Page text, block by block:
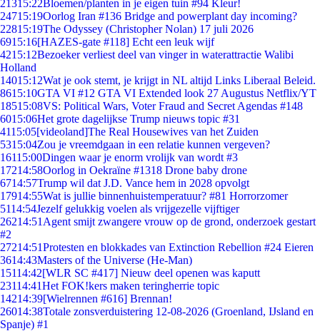
21315:22Bloemen/planten in je eigen tuin #94 Kleur!
24715:19Oorlog Iran #136 Bridge and powerplant day incoming?
22815:19The Odyssey (Christopher Nolan) 17 juli 2026
6915:16[HAZES-gate #118] Echt een leuk wijf
4215:12Bezoeker verliest deel van vinger in waterattractie Walibi
Holland
14015:12Wat je ook stemt, je krijgt in NL altijd Links Liberaal Beleid.
8615:10GTA VI #12 GTA VI Extended look 27 Augustus Netflix/YT
18515:08VS: Political Wars, Voter Fraud and Secret Agendas #148
6015:06Het grote dagelijkse Trump nieuws topic #31
4115:05[videoland]The Real Housewives van het Zuiden
5315:04Zou je vreemdgaan in een relatie kunnen vergeven?
16115:00Dingen waar je enorm vrolijk van wordt #3
17214:58Oorlog in Oekraïne #1318 Drone baby drone
6714:57Trump wil dat J.D. Vance hem in 2028 opvolgt
17914:55Wat is jullie binnenhuistemperatuur? #81 Horrorzomer
5114:54Jezelf gelukkig voelen als vrijgezelle vijftiger
26214:51 Agent smijt zwangere vrouw op de grond, onderzoek gestart
#2
27214:51Protesten en blokkades van Extinction Rebellion #24 Eieren
3614:43Masters of the Universe (He-Man)
15114:42[WLR SC #417] Nieuw deel openen was kaputt
23114:41Het FOK!kers maken teringherrie topic
14214:39[Wielrennen #616] Brennan!
26014:38Totale zonsverduistering 12-08-2026 (Groenland, IJsland en
Spanje) #1